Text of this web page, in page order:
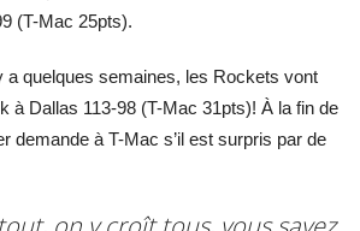
(T-Mac 25pts).
a quelques semaines, les Rockets vont
à Dallas 113-98 (T-Mac 31pts)! À la fin de
demande à T-Mac s’il est surpris par de